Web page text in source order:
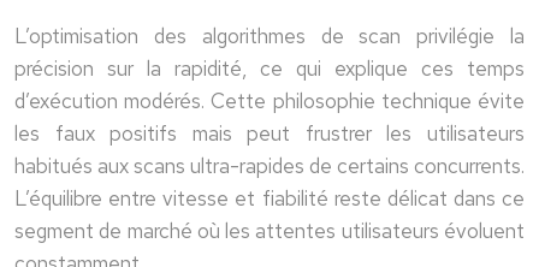
L’optimisation des algorithmes de scan privilégie la
précision sur la rapidité, ce qui explique ces temps
d’exécution modérés. Cette philosophie technique évite
les faux positifs mais peut frustrer les utilisateurs
habitués aux scans ultra-rapides de certains concurrents.
L’équilibre entre vitesse et fiabilité reste délicat dans ce
segment de marché où les attentes utilisateurs évoluent